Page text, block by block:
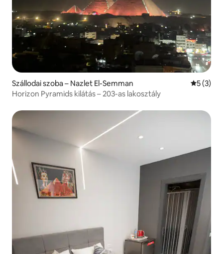
Szállodai szoba – Nazlet El-Semman Átlagos
5 (3)
Horizon Pyramids kilátás – 203-as lakosztály